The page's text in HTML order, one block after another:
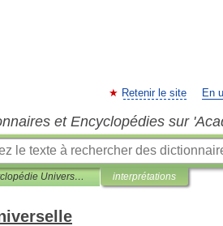
Retenir le site En
et Encyclopédies sur
Encyclopédie Universelle interprétations